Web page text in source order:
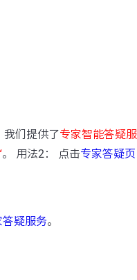
我们提供了专家智能答疑
。 用法2： 点击专家答疑页
疑服务。